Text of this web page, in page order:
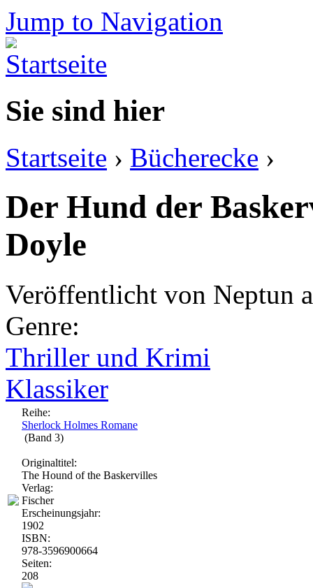
Jump to Navigation
Sie sind hier
Startseite › Bücherecke ›
Der Hund der
Doyle
Veröffentlicht von Neptun
Genre:
Thriller und Krimi
Klassiker
Reihe:
Sherlock Holmes Romane
(Band 3)
Originaltitel:
The Hound of the Baskervilles
Verlag:
Fischer
Erscheinungsjahr:
1902
ISBN:
978-3596900664
Seiten:
208